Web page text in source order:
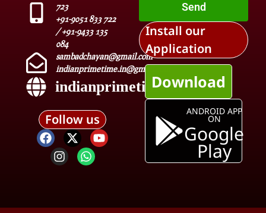
723
+91-9051 833 722
/ +91-9433 135
084
sambadchayan@gmail.com
indianprimetime.in@gmail.com
indianprimetime.in
Follow us
Send
Install our
Application
Download
ANDROID APP
ON
Google
Play